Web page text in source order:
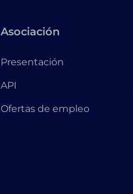
Asociación
Presentación
API
Ofertas de empleo